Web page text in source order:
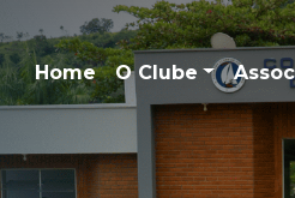
Home O Clube